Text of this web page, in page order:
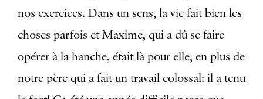
nos exercices. Dans un sens, la vie fait bien les
choses parfois et Maxime, qui a dû se faire
opérer à la hanche, était là pour elle, en plus de
notre père qui a fait un travail colossal: il a tenu